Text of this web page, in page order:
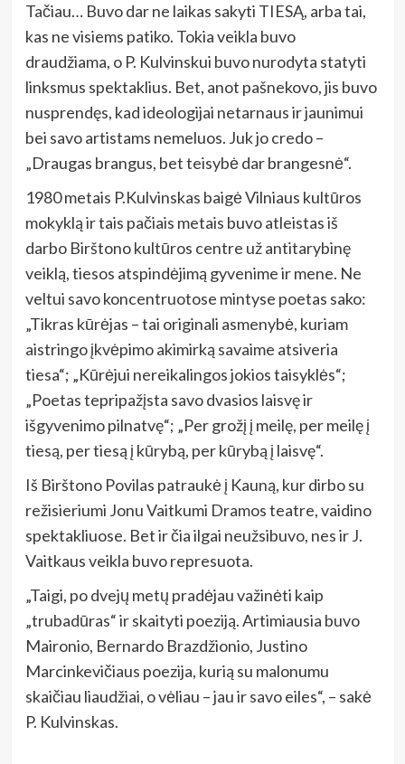
Tačiau… Buvo dar ne laikas sakyti TIESĄ, arba tai,
kas ne visiems patiko. Tokia veikla buvo
draudžiama, o P. Kulvinskui buvo nurodyta statyti
linksmus spektaklius. Bet, anot pašnekovo, jis buvo
nusprendęs, kad ideologijai netarnaus ir jaunimui
bei savo artistams nemeluos. Juk jo credo –
„Draugas brangus, bet teisybė dar brangesnė“.
1980 metais P.Kulvinskas baigė Vilniaus kultūros
mokyklą ir tais pačiais metais buvo atleistas iš
darbo Birštono kultūros centre už antitarybinę
veiklą, tiesos atspindėjimą gyvenime ir mene. Ne
veltui savo koncentruotose mintyse poetas sako:
„Tikras kūrėjas – tai originali asmenybė, kuriam
aistringo įkvėpimo akimirką savaime atsiveria
tiesa“; „Kūrėjui nereikalingos jokios taisyklės“;
„Poetas tepripažįsta savo dvasios laisvę ir
išgyvenimo pilnatvę“; „Per grožį į meilę, per meilę į
tiesą, per tiesą į kūrybą, per kūrybą į laisvę“.
Iš Birštono Povilas patraukė į Kauną, kur dirbo su
režisieriumi Jonu Vaitkumi Dramos teatre, vaidino
spektakliuose. Bet ir čia ilgai neužsibuvo, nes ir J.
Vaitkaus veikla buvo represuota.
„Taigi, po dvejų metų pradėjau važinėti kaip
„trubadūras“ ir skaityti poeziją. Artimiausia buvo
Maironio, Bernardo Brazdžionio, Justino
Marcinkevičiaus poezija, kurią su malonumu
skaičiau liaudžiai, o vėliau – jau ir savo eiles“, – sakė
P. Kulvinskas.